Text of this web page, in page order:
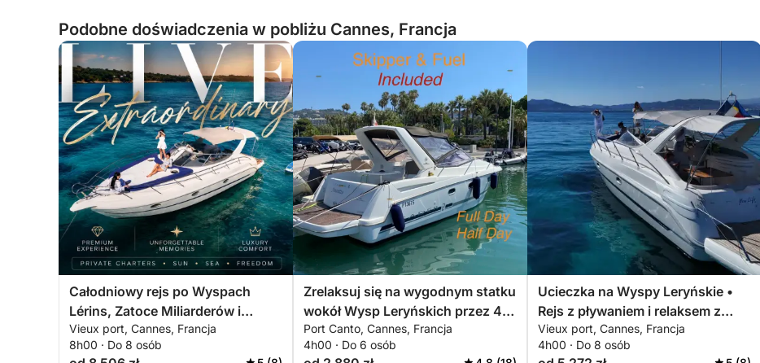
Podobne doświadczenia w pobliżu Cannes, Francja
Całodniowy rejs po Wyspach
Lérins, Zatoce Miliarderów i
Théoule-sur-Mer
Vieux port, Cannes, Francja
8h00 · Do 8 osób
Zrelaksuj się na wygodnym statku
wokół Wysp Leryńskich przez 4
godziny. Specjalna zniżka dla par!
Port Canto, Cannes, Francja
4h00 · Do 6 osób
Ucieczka na Wyspy Leryńskie •
Rejs z pływaniem i relaksem z
Cannes
Vieux port, Cannes, Francja
4h00 · Do 8 osób